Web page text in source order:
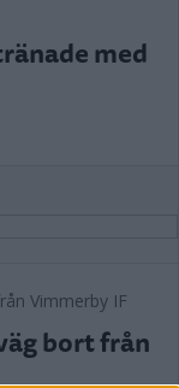
med
bort från